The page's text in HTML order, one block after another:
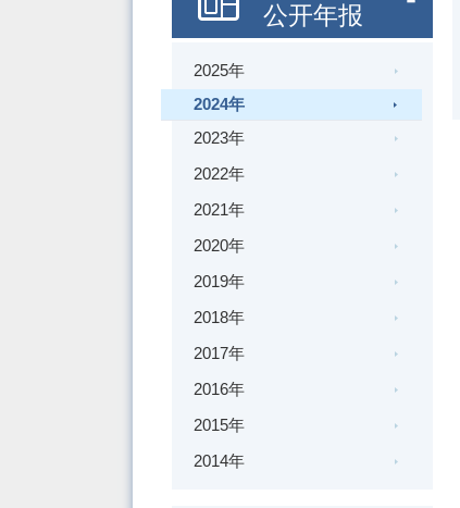
公开年报
2025年
2024年
2023年
2022年
2021年
2020年
2019年
2018年
2017年
2016年
2015年
2014年